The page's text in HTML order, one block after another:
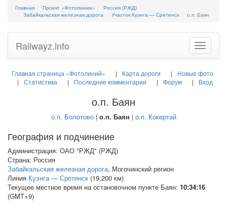
Главная Проект «Фотолинии»
Россия (РЖД)
Забайкальская железная дорога
Участок Куэнга — Сретенск о.п. Баян
Toggle
Railwayz.info
Главная страница «Фотолиний» Карта дороги
Новые фото
Статистика
Последние комментарии Форум Вход
о.п. Баян
о.п. Болотово| о.п. Баян | о.п. Кокертай
География и подчинение
Администрация: ОАО "РЖД" (РЖД)
Страна: Россия
Забайкальская железная дорога, Могочинский регион
Линия Куэнга — Сретенск (19,200 км)
Текущее местное время на остановочном пункте Баян: 10:34:17
(GMT+9)